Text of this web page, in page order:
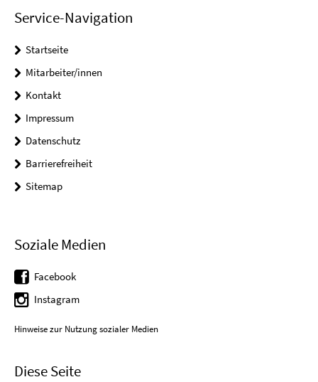
Service-Navigation
Startseite
Mitarbeiter/innen
Kontakt
Impressum
Datenschutz
Barrierefreiheit
Sitemap
Soziale Medien
Facebook
Instagram
Hinweise zur Nutzung sozialer Medien
Diese Seite